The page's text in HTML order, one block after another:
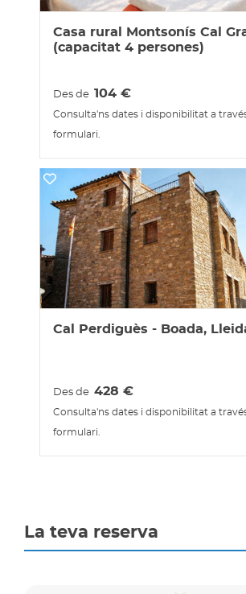
Casa rural Montsonís Cal
(capacitat 4 persones)
Des de 104€
Consulta'ns dates i disponibilitat a
formulari.
Cal Perdiguès - Boada,
Des de 428€
Consulta'ns dates i disponibilitat a
formulari.
La teva reserva